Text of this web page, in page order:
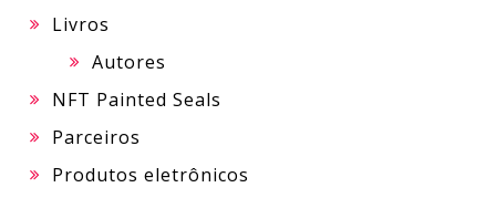
Livros
Autores
NFT Painted Seals
Parceiros
Produtos eletrônicos